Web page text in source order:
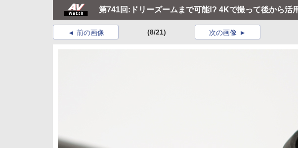
第741回:ドリーズームまで可能!? 4Kで撮って後から活
前の画像 (8/21) 次の画像